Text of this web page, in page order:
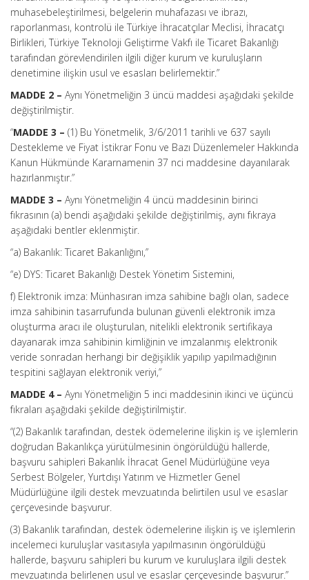
muhasebeleştirilmesi, belgelerin muhafazası ve ibrazı,
raporlanması, kontrolü ile Türkiye İhracatçılar Meclisi, İhracatçı
Birlikleri, Türkiye Teknoloji Geliştirme Vakfı ile Ticaret Bakanlığı
tarafından görevlendirilen ilgili diğer kurum ve kuruluşların
denetimine ilişkin usul ve esasları belirlemektir.”
MADDE 2 – Aynı Yönetmeliğin 3 üncü maddesi aşağıdaki şekilde
değiştirilmiştir.
“MADDE 3 – (1) Bu Yönetmelik, 3/6/2011 tarihli ve 637 sayılı
Destekleme ve Fiyat İstikrar Fonu ve Bazı Düzenlemeler Hakkında
Kanun Hükmünde Kararnamenin 37 nci maddesine dayanılarak
hazırlanmıştır.”
MADDE 3 – Aynı Yönetmeliğin 4 üncü maddesinin birinci
fıkrasının (a) bendi aşağıdaki şekilde değiştirilmiş, aynı fıkraya
aşağıdaki bentler eklenmiştir.
“a) Bakanlık: Ticaret Bakanlığını,”
“e) DYS: Ticaret Bakanlığı Destek Yönetim Sistemini,
f) Elektronik imza: Münhasıran imza sahibine bağlı olan, sadece
imza sahibinin tasarrufunda bulunan güvenli elektronik imza
oluşturma aracı ile oluşturulan, nitelikli elektronik sertifikaya
dayanarak imza sahibinin kimliğinin ve imzalanmış elektronik
veride sonradan herhangi bir değişiklik yapılıp yapılmadığının
tespitini sağlayan elektronik veriyi,”
MADDE 4 – Aynı Yönetmeliğin 5 inci maddesinin ikinci ve üçüncü
fıkraları aşağıdaki şekilde değiştirilmiştir.
“(2) Bakanlık tarafından, destek ödemelerine ilişkin iş ve işlemlerin
doğrudan Bakanlıkça yürütülmesinin öngörüldüğü hallerde,
başvuru sahipleri Bakanlık İhracat Genel Müdürlüğüne veya
Serbest Bölgeler, Yurtdışı Yatırım ve Hizmetler Genel
Müdürlüğüne ilgili destek mevzuatında belirtilen usul ve esaslar
çerçevesinde başvurur.
(3) Bakanlık tarafından, destek ödemelerine ilişkin iş ve işlemlerin
incelemeci kuruluşlar vasıtasıyla yapılmasının öngörüldüğü
hallerde, başvuru sahipleri bu kurum ve kuruluşlara ilgili destek
mevzuatında belirlenen usul ve esaslar çerçevesinde başvurur.”